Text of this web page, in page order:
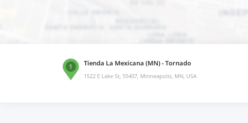
1 Tienda La Mexicana (MN) - Tornado
1522 E Lake St, 55407, Minneapolis, MN, USA